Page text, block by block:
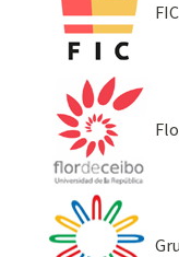
FIC